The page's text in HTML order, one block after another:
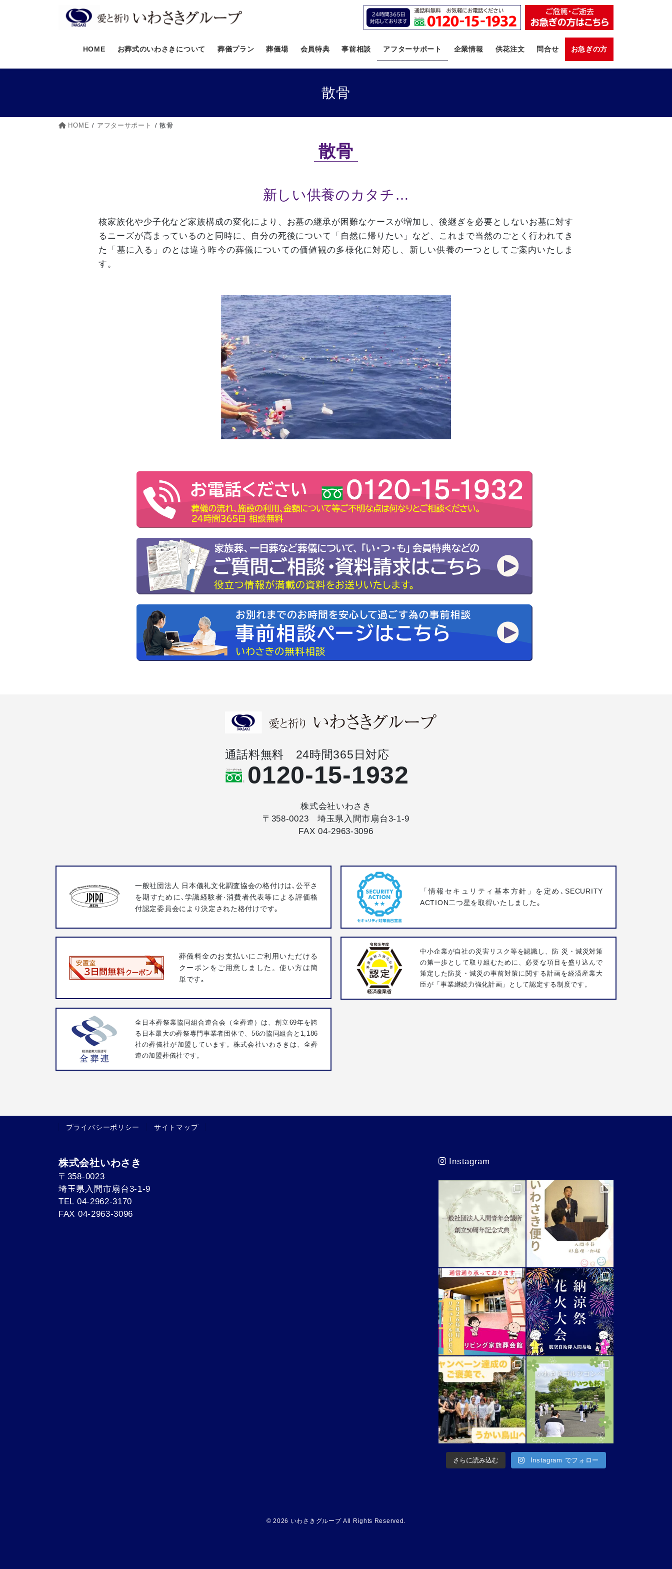
へ
プ
ョ
動
HOME お葬式のいわさきについて 葬儀プラン 葬儀場 会員特典 事前相談 アフターサポート 企業情報 供花注文 問合せ お急ぎの方
散骨
HOME アフターサポート 散骨
散骨
新しい供養のカタチ…
核家族化や少子化など家族構成の変化により、お墓の継承が困難なケースが増加し、後継ぎを必要としないお墓に対す
るニーズが高まっているのと同時に、自分の死後について「自然に帰りたい」など、これまで当然のごとく行われてき
た「墓に入る」のとは違う昨今の葬儀についての価値観の多様化に対応し、新しい供養の一つとしてご案内いたしま
す。
通話料無料 24時間365日対応
0120-15-1932
株式会社いわさき
〒358-0023 埼玉県入間市扇台3-1-9
FAX 04-2963-3096
一般社団法人 日本儀礼文化調査協会の格付けは､公平さ
を期すために､学識経験者·消費者代表等による評価格
付認定委員会により決定された格付けです｡
「情報セキュリティ基本方針」を定め､SECURITY
ACTION二つ星を取得いたしました｡
葬儀料金のお支払いにご利用いただける
クーポンをご用意しました。使い方は簡
単です｡
中小企業が自社の災害リスク等を認識し、防 災・減災対策
の第一歩として取り組むために、必要な項目を盛り込んで
策定した防災・減災の事前対策に関する計画を経済産業大
臣が「事業継続力強化計画」として認定する制度です。
全日本葬祭業協同組合連合会（全葬連）は、創立69年を誇
る日本最大の葬祭専門事業者団体で、56の協同組合と1,186
社の葬儀社が加盟しています。株式会社いわさきは、全葬
連の加盟葬儀社です。
プライバシーポリシー サイトマップ
株式会社いわさき
〒358-0023
埼玉県入間市扇台3-1-9
TEL 04-2962-3170
FAX 04-2963-3096
Instagram
さらに読み込む Instagram でフォロー
© 2026 いわさきグループ All Rights Reserved.